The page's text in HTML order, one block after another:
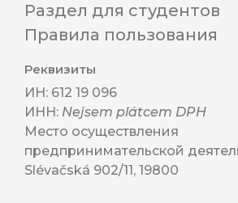
Раздел для студентов
Правила пользования
Реквизиты
ИН: 612 19 096
ИНН: Nejsem plátcem DPH
Место осуществления
предпринимательской
Slévačská 902/11, 19800